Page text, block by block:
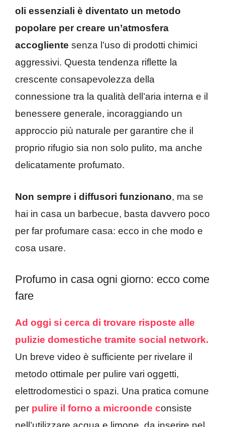
oli essenziali è diventato un metodo
popolare per creare un’atmosfera
accogliente senza l’uso di prodotti chimici
aggressivi. Questa tendenza riflette la
crescente consapevolezza della
connessione tra la qualità dell’aria interna e il
benessere generale, incoraggiando un
approccio più naturale per garantire che il
proprio rifugio sia non solo pulito, ma anche
delicatamente profumato.
Non sempre i diffusori funzionano, ma se
hai in casa un barbecue, basta davvero poco
per far profumare casa: ecco in che modo e
cosa usare.
Profumo in casa ogni giorno: ecco come
fare
Ad oggi si cerca di trovare risposte alle
pulizie domestiche tramite social network.
Un breve video è sufficiente per rivelare il
metodo ottimale per pulire vari oggetti,
elettrodomestici o spazi. Una pratica comune
per pulire il forno a microonde consiste